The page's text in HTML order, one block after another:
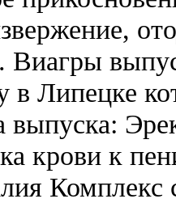
Виагры
в Липецке
крови к
Комплекс